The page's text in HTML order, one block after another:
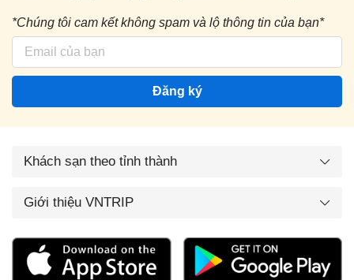
*Chúng tôi cam kết không spam và lộ thông tin của bạn*
Đăng ký
Khách sạn theo tỉnh thành
Giới thiệu VNTRIP